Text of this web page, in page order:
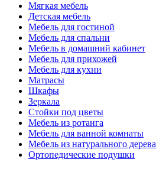
Мягкая мебель
Детская мебель
Мебель для гостиной
Мебель для спальни
Мебель в домашний кабинет
Мебель для прихожей
Мебель для кухни
Матрасы
Шкафы
Зеркала
Стойки под цветы
Мебель из ротанга
Мебель для ванной комнаты
Мебель из натурального дерева
Ортопедические подушки